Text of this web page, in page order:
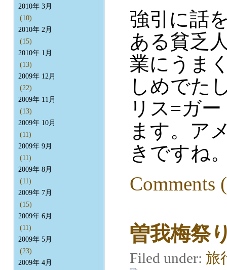
強引に話
ある貧乏
業にうま
しめでた
リス=ガ
ます。ア
きですね
Comments
曽我梅祭
Filed under: 旅
2010年 3月
(10)
2010年 2月
(15)
2010年 1月
(13)
2009年 12月
(22)
2009年 11月
(13)
2009年 10月
(11)
2009年 9月
(11)
2009年 8月
(11)
2009年 7月
(15)
2009年 6月
(11)
2009年 5月
(23)
2009年 4月